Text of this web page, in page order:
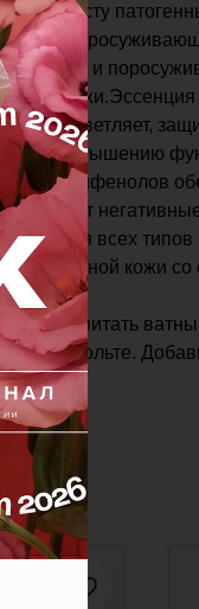
росту
и
и
осветляет,
повышению
полифенолов
Для всех
возрастной кожи
пропитать
и декольте.